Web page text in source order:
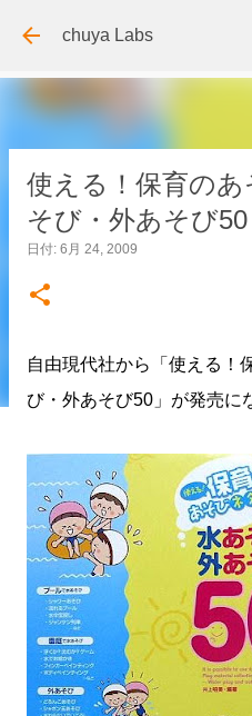
スキップしてメイ
chuya Labs
使える！保育の
そび・外あそび50
日付: 6月 24, 2009
自由現代社から「使える！
び・外あそび50」が発売に